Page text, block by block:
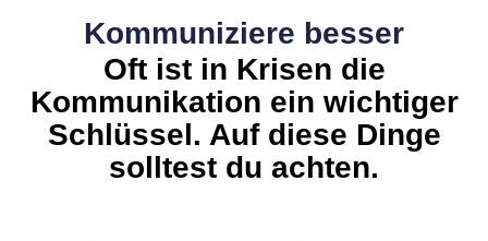
Kommuniziere besser
Oft ist in Krisen die
Kommunikation ein wichtiger
Schlüssel. Auf diese Dinge
solltest du achten.